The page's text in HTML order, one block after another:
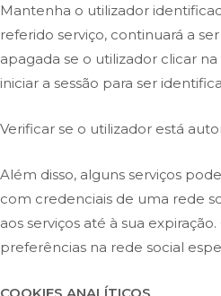
Mantenha o utilizador
referido serviço, continuará a
apagada se o utilizador clicar
iniciar a sessão para ser
Verificar se o utilizador está
Além disso, alguns serviços
com credenciais de uma rede
aos serviços até à sua
preferências na rede social
COOKIES ANALÍTICOS